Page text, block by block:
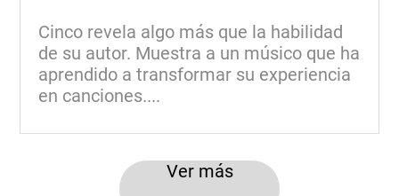
Cinco revela algo más que la habilidad
de su autor. Muestra a un músico que ha
aprendido a transformar su experiencia
en canciones....
Ver más